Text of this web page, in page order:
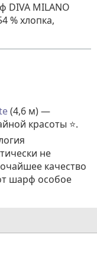
DIVA MILANO
% хлопка,
(4,6 м) —
красоты ⭐.
не
качество
шарф особое